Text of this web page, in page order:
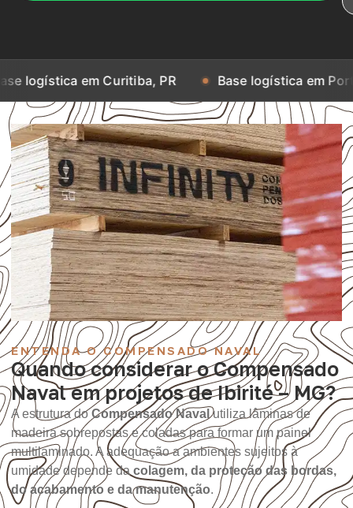
em Curitiba, PR Base logística em Porto Alegre,
ENTENDA O COMPENSADO NAVAL
Quando considerar o Compensado
Naval em projetos de Ibirité – MG?
A estrutura doCompensado Naval utiliza lâminas de
madeira sobrepostas e coladas para formar um painel
multilaminado. A adequação a ambientes sujeitos à
umidade depende dacolagem, da proteção das bordas,
do acabamento e da manutenção.